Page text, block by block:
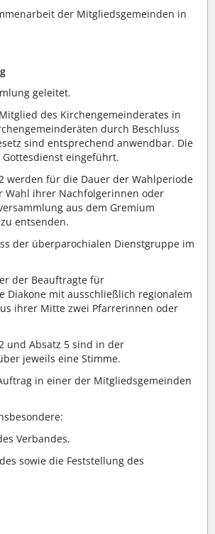
der Mitgliedsgemeinden in
geleitet.
des Kirchengemeinderates in
durch Beschluss
sind entsprechend anwendbar. Die
eingeführt.
werden für die Dauer der Wahlperiode
Wahl ihrer Nachfolgerinnen oder
aus dem Gremium
entsenden.
der überparochialen Dienstgruppe im
der Beauftragte für
mit ausschließlich regionalem
ihrer Mitte zwei Pfarrerinnen oder
und Absatz 5 sind in der
jeweils eine Stimme.
in einer der Mitgliedsgemeinden
Verbandes,
sowie die Feststellung des